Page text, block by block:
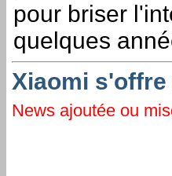
pour briser
quelques
Xiaomi
News ajoutée ou